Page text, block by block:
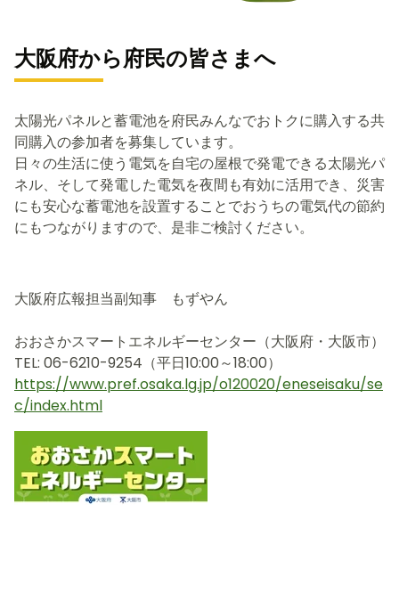
大阪府から府民の皆さまへ
太陽光パネルと蓄電池を府民みんなでおトクに購入する共
同購入の参加者を募集しています。
日々の生活に使う電気を自宅の屋根で発電できる太陽光パ
ネル、そして発電した電気を夜間も有効に活用でき、災害
にも安心な蓄電池を設置することでおうちの電気代の節約
にもつながりますので、是非ご検討ください。
大阪府広報担当副知事 もずやん
おおさかスマートエネルギーセンター（大阪府・大阪市）
TEL: 06-6210-9254（平日10:00～18:00）
https://www.pref.osaka.lg.jp/o120020/eneseisaku/se
c/index.html